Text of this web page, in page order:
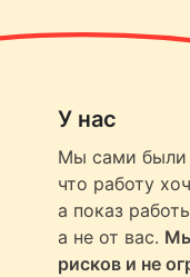
У нас
Мы сами были
что работу
а показ
а не от вас.
рисков и не